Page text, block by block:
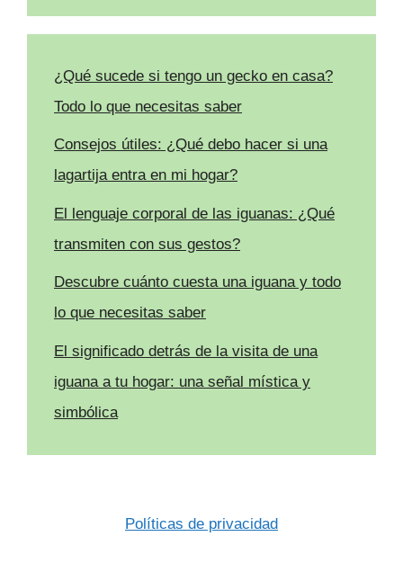
¿Qué sucede si tengo un gecko en casa?
Todo lo que necesitas saber
Consejos útiles: ¿Qué debo hacer si una
lagartija entra en mi hogar?
El lenguaje corporal de las iguanas: ¿Qué
transmiten con sus gestos?
Descubre cuánto cuesta una iguana y todo
lo que necesitas saber
El significado detrás de la visita de una
iguana a tu hogar: una señal mística y
simbólica
Políticas de privacidad